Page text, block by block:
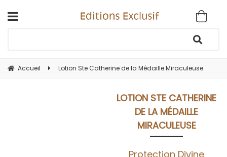
Accueil Lotion Ste Catherine de la Médaille Miraculeuse
LOTION STE CATHERINE
DE LA MÉDAILLE
MIRACULEUSE
Protection Divine